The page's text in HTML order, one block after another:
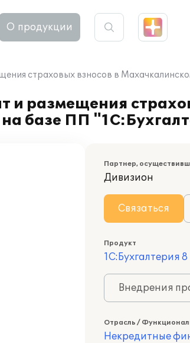
О продукции
страховых взносов в
и размещения
базе ПП
Партнер,
Дивизион
Связаться
Продукт
1С:Бухгалтерия 8
Внедрения
Отрасль /
Некредитные